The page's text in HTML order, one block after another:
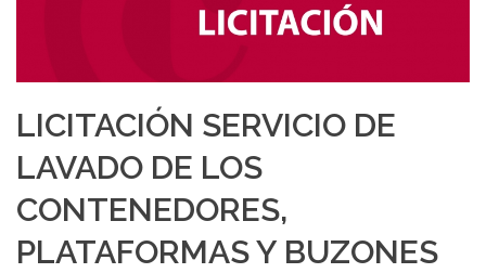
LICITACIÓN SERVICIO DE
LAVADO DE LOS
CONTENEDORES,
PLATAFORMAS Y BUZONES